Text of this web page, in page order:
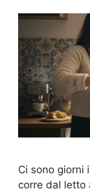
Ci sono giorni
corre dal letto